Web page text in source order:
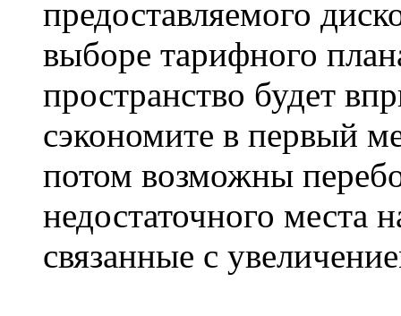
предоставляемого
выборе тарифного
пространство будет
сэкономите в первый
потом возможны
недостаточного места
связанные с